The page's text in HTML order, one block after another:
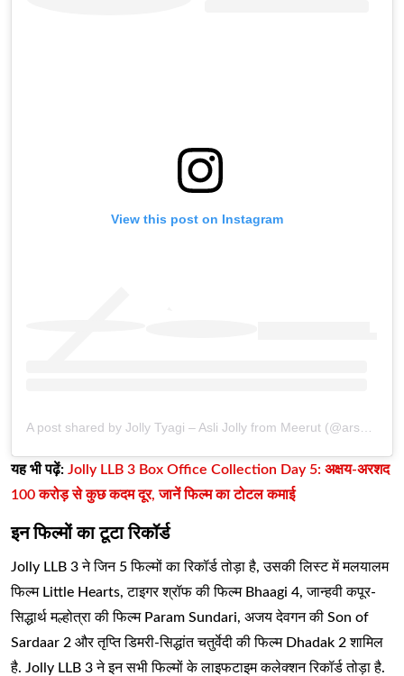
View this post on Instagram
यह भी पढ़ें: Jolly LLB 3 Box Office Collection Day 5: अक्षय-अरशद
100 करोड़ से कुछ कदम दूर, जानें फिल्म का टोटल कमाई
इन फिल्मों का टूटा रिकॉर्ड
Jolly LLB 3 ने जिन 5 फिल्मों का रिकॉर्ड तोड़ा है, उसकी लिस्ट में मलयालम
फिल्म Little Hearts, टाइगर श्रॉफ की फिल्म Bhaagi 4, जान्हवी कपूर-
सिद्धार्थ मल्होत्रा की फिल्म Param Sundari, अजय देवगन की Son of
Sardaar 2 और तृप्ति डिमरी-सिद्धांत चतुर्वेदी की फिल्म Dhadak 2 शामिल
है. Jolly LLB 3 ने इन सभी फिल्मों के लाइफटाइम कलेक्शन रिकॉर्ड तोड़ा है.